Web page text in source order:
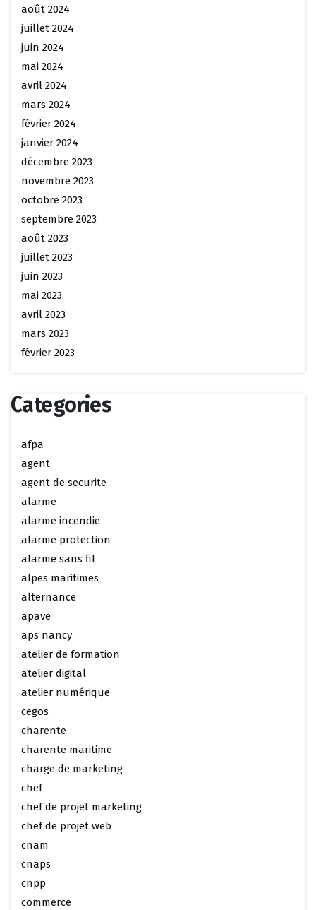
août 2024
juillet 2024
juin 2024
mai 2024
avril 2024
mars 2024
février 2024
janvier 2024
décembre 2023
novembre 2023
octobre 2023
septembre 2023
août 2023
juillet 2023
juin 2023
mai 2023
avril 2023
mars 2023
février 2023
Categories
afpa
agent
agent de securite
alarme
alarme incendie
alarme protection
alarme sans fil
alpes maritimes
alternance
apave
aps nancy
atelier de formation
atelier digital
atelier numérique
cegos
charente
charente maritime
charge de marketing
chef
chef de projet marketing
chef de projet web
cnam
cnaps
cnpp
commerce